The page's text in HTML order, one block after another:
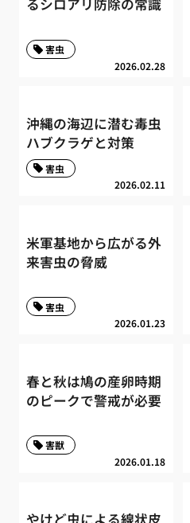
るシロアリ防除の常識
2026.02.28
害虫
沖縄の海辺に潜む毒虫
ハブクラゲと対策
2026.02.11
害虫
米軍基地から広がる外
来害虫の脅威
2026.01.23
害虫
春と秋は鳩の産卵時期
のピークで警戒が必要
2026.01.18
害獣